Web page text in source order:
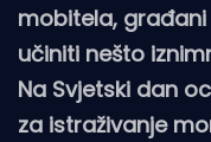
mobitela,
učiniti nešto
Na Svjetski dan
za istraživanje